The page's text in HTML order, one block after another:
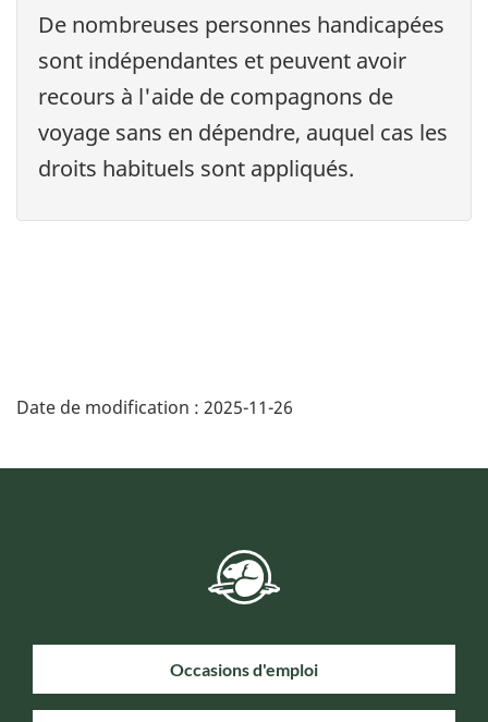
De nombreuses personnes handicapées
sont indépendantes et peuvent avoir
recours à l'aide de compagnons de
voyage sans en dépendre, auquel cas les
droits habituels sont appliqués.
Date de modification : 2025-11-26
Occasions d'emploi